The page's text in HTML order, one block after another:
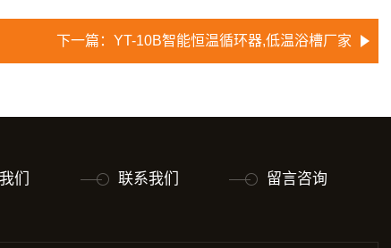
下一篇： YT-10B智能恒温循环器,低温浴槽厂家
们 联系我们 留言咨询